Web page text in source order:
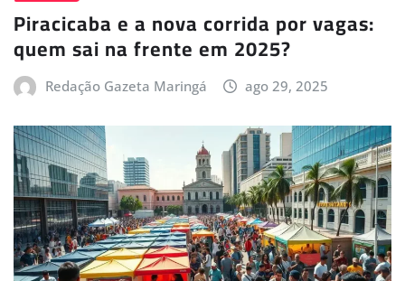
Piracicaba e a nova corrida por vagas:
quem sai na frente em 2025?
Redação Gazeta Maringá ago 29, 2025